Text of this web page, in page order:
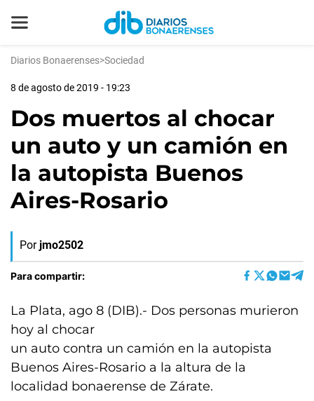
Diarios Bonaerenses>Sociedad
8 de agosto de 2019 - 19:23
Dos muertos al chocar
un auto y un camión en
la autopista Buenos
Aires-Rosario
Por jmo2502
Para compartir:
La Plata, ago 8 (DIB).- Dos personas murieron
hoy al chocar
un auto contra un camión en la autopista
Buenos Aires-Rosario a la altura de la
localidad bonaerense de Zárate.